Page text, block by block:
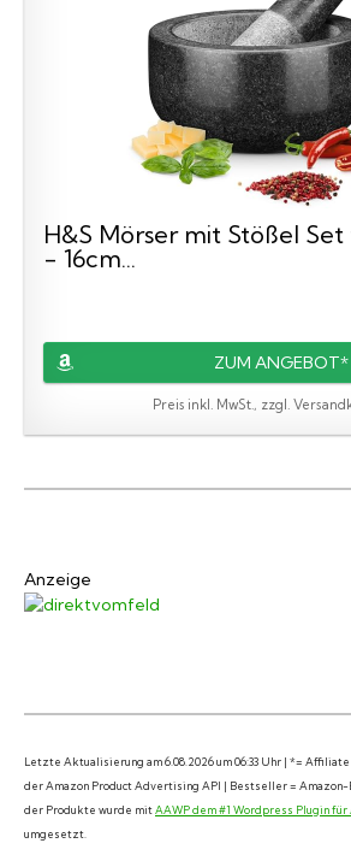
H&S Mörser mit Stößel
- 16cm...
ZUM ANGEBOT*
Preis inkl. MwSt., zzgl.
Anzeige
Letzte Aktualisierung am 6.08.2026 um 06:33 Uhr | *=
der Amazon Product Advertising API | Bestseller =
der Produkte wurde mitAAWP dem #1 Wordpress Plugin
umgesetzt.